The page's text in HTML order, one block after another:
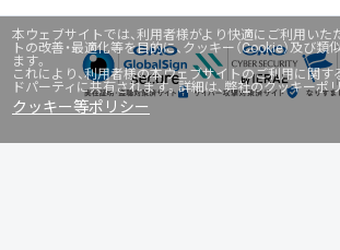
本ウェブサイトでは、利用者様がより快適にご利用いた
トの改善・最適化等を目的に、クッキー（Cookie）及び
ます。
これにより、利用者様の本ウェブサイトのご利用に関す
ドパーティに共有されます。詳細は、弊社のクッキーポ
クッキー等ポリシー